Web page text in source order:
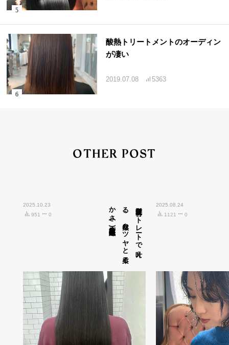
酸熱トリートメントのオーディン
が凄い
2019.07.08 5363
OTHER POST
2025.10.23
951
0 髪質改善ス
ト
レ
ート
で
叶え
る
、
自然な
ツ
ヤ
と
柔ら
か
さ
(
広島市中区紙屋町)
2025.08.24
1121
0